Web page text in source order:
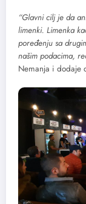
“Glavni cilj je da
limenki. Limenka
poređenju sa
našim podacima,
Nemanja i dodaje